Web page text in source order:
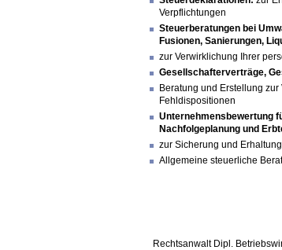
Verpflichtungen
Steuerberatungen bei
Fusionen, Sanierungen,
zur Verwirklichung Ihrer
Gesellschafterverträge,
Beratung und Erstellung
Fehldispositionen
Unternehmensbewertung
Nachfolgeplanung und
zur Sicherung und
Allgemeine steuerliche
Rechtsanwalt Dipl.